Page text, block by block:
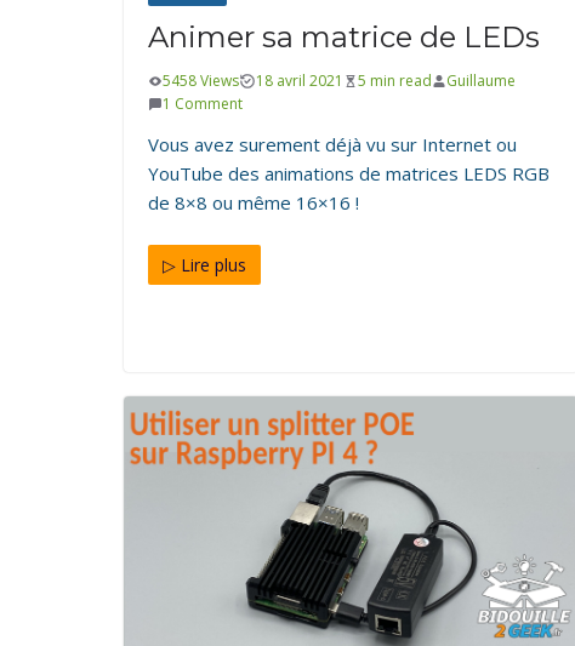
BONS-PLANS-CONSOMMABLE IMPRESSION 3D TESTS DE
Test et découverte de la
21 mai 2023 4 min read Simon 0 Comments
Animer sa matrice de LEDs
5458 Views 18 avril 2021 5 min read
Guillaume
1 Comment
Vous avez surement déjà vu sur Internet ou
YouTube des animations de matrices LEDS RGB
de 8×8 ou même 16×16 !
▷ Lire plus